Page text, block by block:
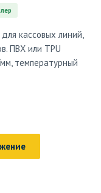
кассовых линий,
ПВХ или TPU
температурный